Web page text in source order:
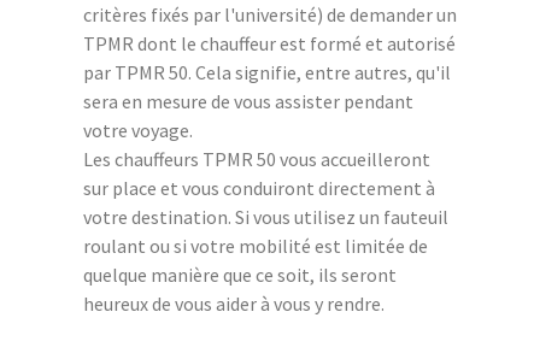
critères fixés par l'université) de demander un
TPMR dont le chauffeur est formé et autorisé
par TPMR 50. Cela signifie, entre autres, qu'il
sera en mesure de vous assister pendant
votre voyage.
Les chauffeurs TPMR 50 vous accueilleront
sur place et vous conduiront directement à
votre destination. Si vous utilisez un fauteuil
roulant ou si votre mobilité est limitée de
quelque manière que ce soit, ils seront
heureux de vous aider à vous y rendre.